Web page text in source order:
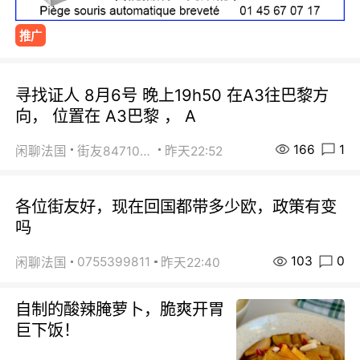
推广
寻找证人 8月6号 晚上19h50 在A3往巴黎方
向， 位置在 A3巴黎 ， A
闲聊法国 街友84710671 昨天22:52 166 1
各位街友好，现在回国都带多少欧，政策有变
吗
闲聊法国 0755399811 昨天22:40 103 0
自制的酸辣腌萝卜，脆爽开胃
巨下饭！